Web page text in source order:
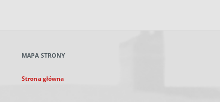
karcie
MAPA STRONY
Strona główna